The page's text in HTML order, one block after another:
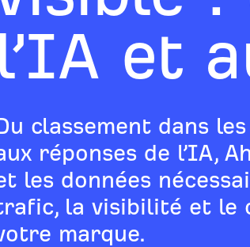
l’IA et
classement dans
réponses de l’IA,
les données
la visibilité et le
marque.